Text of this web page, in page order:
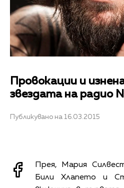
Провокации и
звездата на радио
Публикувано на 16.03.2015
Прея, Мария
Били Хлапето и